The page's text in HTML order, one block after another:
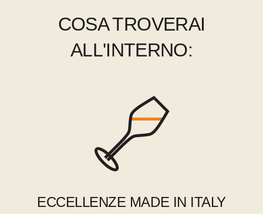
COSA TROVERAI
ALL'INTERNO:
ECCELLENZE MADE IN ITALY